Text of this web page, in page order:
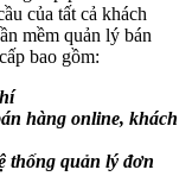
của tất cả khách
mềm quản lý bán
bao gồm:
hàng online, khách
thống quản lý đơn